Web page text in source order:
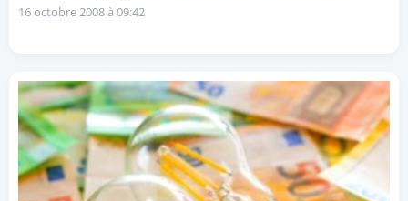
16 octobre 2008 à 09:42